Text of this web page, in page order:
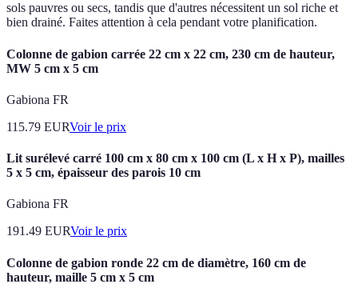
sols pauvres ou secs, tandis que d'autres nécessitent un sol riche et
bien drainé. Faites attention à cela pendant votre planification.
Colonne de gabion carrée 22 cm x 22 cm, 230 cm de hauteur,
MW 5 cm x 5 cm
Gabiona FR
115.79 EURVoir le prix
Lit surélevé carré 100 cm x 80 cm x 100 cm (L x H x P), mailles
5 x 5 cm, épaisseur des parois 10 cm
Gabiona FR
191.49 EURVoir le prix
Colonne de gabion ronde 22 cm de diamètre, 160 cm de
hauteur, maille 5 cm x 5 cm